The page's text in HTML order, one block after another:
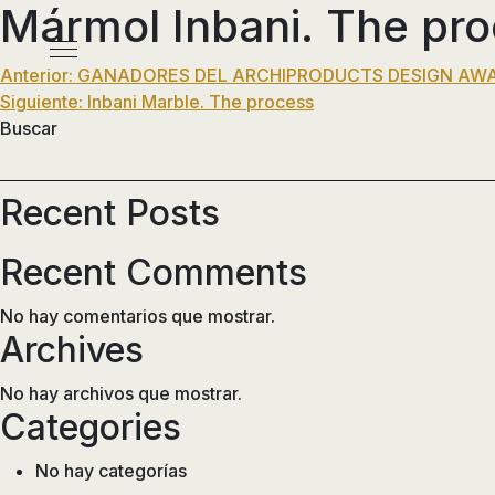
Pasar
al
contenido
Menú
principal
Mármol Inbani. The
Navegación
de
Anterior: GANADORES DEL ARCHIPRODUCTS DESIGN
Siguiente: Inbani Marble. The process
Buscar
Recent Posts
Recent Comments
No hay comentarios que mostrar.
Archives
No hay archivos que mostrar.
Categories
No hay categorías